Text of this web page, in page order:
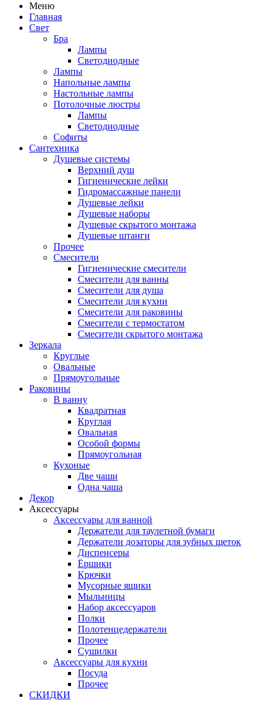
Меню
Главная
Свет
Бра
Лампы
Светодиодные
Лампы
Напольные лампы
Настольные лампы
Потолочные люстры
Лампы
Светодиодные
Софиты
Сантехника
Душевые системы
Верхний душ
Гигиенические лейки
Гидромассажные панели
Душевые лейки
Душевые наборы
Душевые скрытого монтажа
Душевые штанги
Прочее
Смесители
Гигиенические смесители
Смесители для ванны
Смесители для душа
Смесители для кухни
Смесители для раковины
Смесители с термостатом
Смесители скрытого монтажа
Зеркала
Круглые
Овальные
Прямоугольные
Раковины
В ванну
Квадратная
Круглая
Овальная
Особой формы
Прямоугольная
Кухоные
Две чаши
Одна чаша
Декор
Аксессуары
Аксессуары для ванной
Держатели для таулетной бумаги
Держатели дозаторы для зубных щеток
Диспенсеры
Ёршики
Крючки
Мусорные ящики
Мыльницы
Набор аксессуаров
Полки
Полотенцедержатели
Прочее
Сушилки
Аксессуары для кухни
Посуда
Прочее
СКИДКИ